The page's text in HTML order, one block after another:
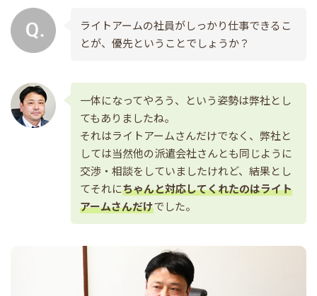
ライトアームの社員がしっかり仕事できるこ
とが、優先ということでしょうか？
一体になってやろう、という姿勢は弊社とし
てもありましたね。
それはライトアームさんだけでなく、弊社と
しては当然他の派遣会社さんとも同じように
交渉・相談をしていましたけれど、結果とし
てそれにちゃんと対応してくれたのはライト
アームさんだけでした。